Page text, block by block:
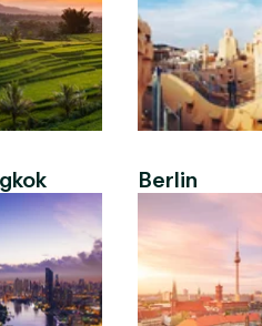
Berlin